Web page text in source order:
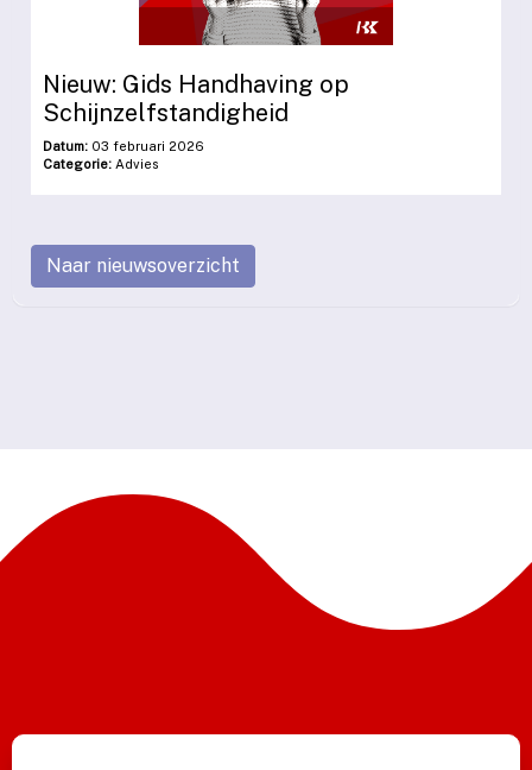
Nieuw: Gids Handhaving op
Schijnzelfstandigheid
Datum: 03 februari 2026
Categorie: Advies
Naar nieuwsoverzicht